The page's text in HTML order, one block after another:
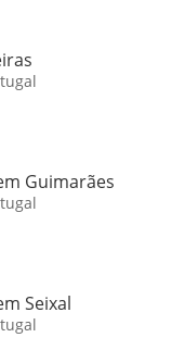
Guimarães
Seixal